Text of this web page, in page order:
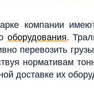
компании
оборудования.
перевозить
нормативам
доставке их